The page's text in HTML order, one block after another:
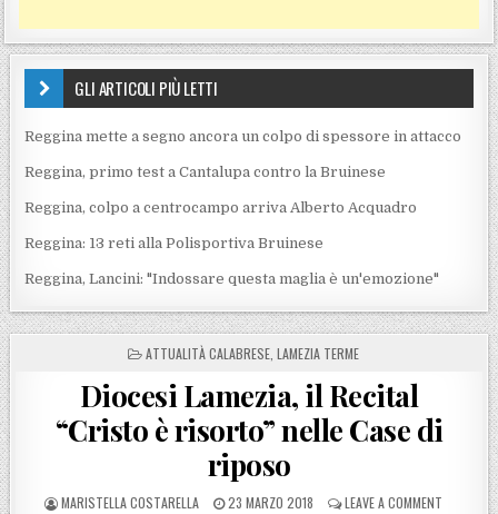
GLI ARTICOLI PIÙ LETTI
Reggina mette a segno ancora un colpo di spessore in attacco
Reggina, primo test a Cantalupa contro la Bruinese
Reggina, colpo a centrocampo arriva Alberto Acquadro
Reggina: 13 reti alla Polisportiva Bruinese
Reggina, Lancini: "Indossare questa maglia è un'emozione"
POSTED IN
ATTUALITÀ CALABRESE LAMEZIA TERME
Diocesi Lamezia, il Recital
“Cristo è risorto” nelle Case di
riposo
POSTED BY
MARISTELLA COSTARELLA POSTED ON
23 MARZO 2018 LEAVE A COMMENT ON